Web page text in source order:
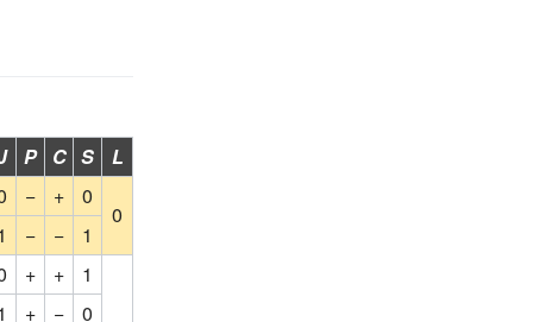
P C S
L
− + 0
0
− −
1
+ + 1
+ −
0